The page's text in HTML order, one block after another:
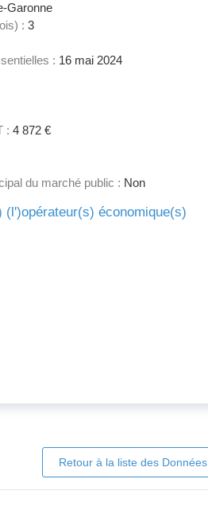
Garonne
: 3
: 16 mai 2024
: 4 872 €
du marché public : Non
économique(s)
Retour à la liste des